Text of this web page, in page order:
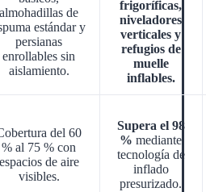
almohadillas de
estándar y
persianas
enrollables sin
aislamiento.
frigoríficas,
niveladores
verticales y
refugios de
muelle
inflables.
del 60
% al 75 % con
espacios de aire
visibles.
Supera el 98
% mediante
tecnología de
inflado
presurizado.